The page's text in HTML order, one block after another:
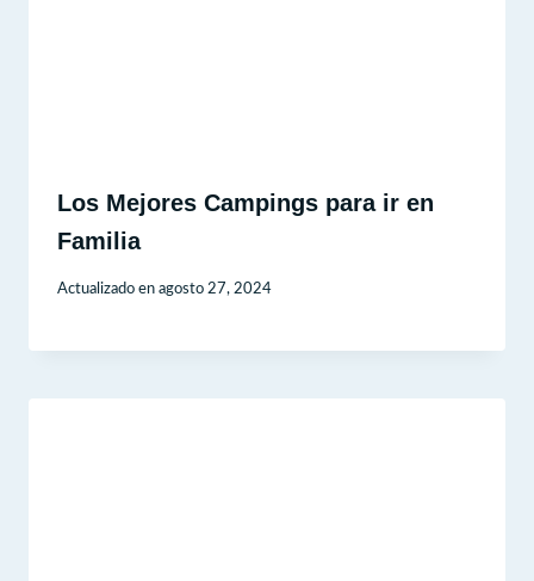
Los Mejores Campings para ir en
Familia
Actualizado en agosto 27, 2024